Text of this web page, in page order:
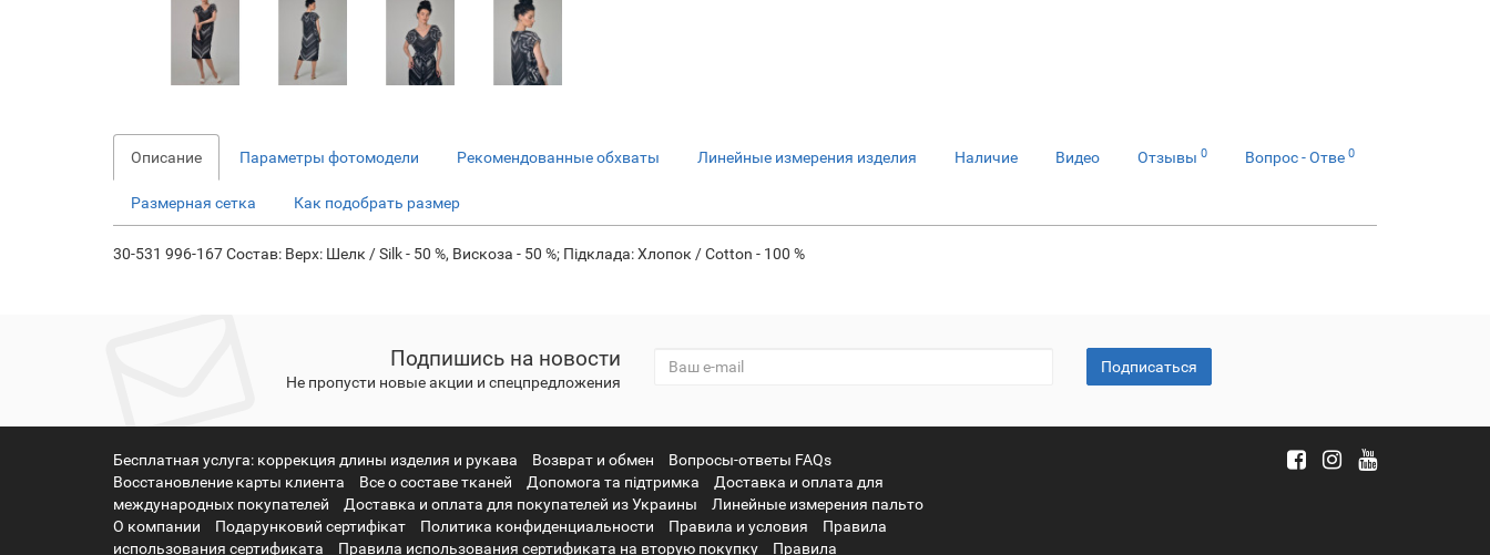
Описание Параметры фотомодели Рекомендованные обхваты Линейные измерения изделия Наличие Видео Отзывы 0 Вопрос - Отве 0
Размерная сетка Как подобрать размер
30-531 996-167 Состав: Верх: Шелк / Silk - 50 %, Вискоза - 50 %; Підклада: Хлопок / Cotton - 100 %
Подпишись на новости
Не пропусти новые акции и спецпредложения
Подписаться
Бесплатная услуга: коррекция длины изделия и рукава Возврат и обмен
Вопросы-ответы FAQs
Восстановление карты клиента
Все о составе тканей Допомога та підтримка
Доставка и оплата для
международных покупателей
Доставка и оплата для покупателей из Украины
Линейные измерения пальто
О компании
Подарунковий сертифікат Политика конфиденциальности Правила и условия
Правила
использования сертификата
Правила использования сертификата на вторую покупку Правила